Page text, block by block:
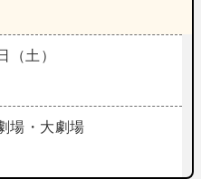
（土）
場・大劇場